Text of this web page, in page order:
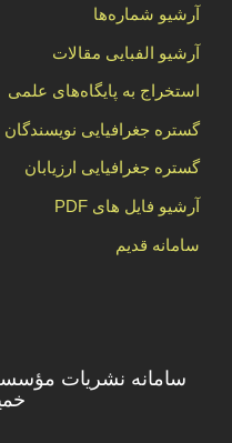
آرشیو شماره‌ها
آرشیو الفبایی مقالات
استخراج به پایگاه‌های علمی
گستره جغرافیایی نویسندگان
گستره جغرافیایی ارزیابان
آرشیو فایل های PDF
سامانه قدیم
سامانه نشریات